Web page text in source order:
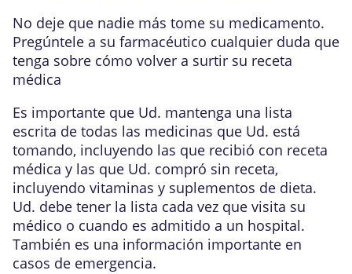
No deje que nadie más tome su medicamento.
Pregúntele a su farmacéutico cualquier duda que
tenga sobre cómo volver a surtir su receta
médica
Es importante que Ud. mantenga una lista
escrita de todas las medicinas que Ud. está
tomando, incluyendo las que recibió con receta
médica y las que Ud. compró sin receta,
incluyendo vitaminas y suplementos de dieta.
Ud. debe tener la lista cada vez que visita su
médico o cuando es admitido a un hospital.
También es una información importante en
casos de emergencia.